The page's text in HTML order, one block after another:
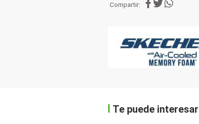
Compartir:
Te puede interesar